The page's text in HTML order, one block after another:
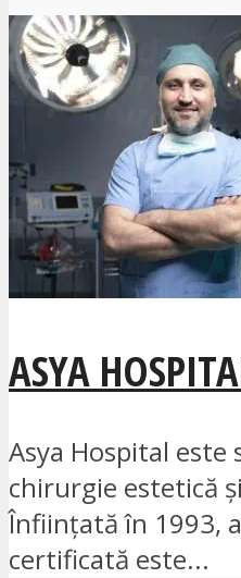
ASYA
Asya Hospital este
chirurgie estetică
Înființată în 1993,
certificată este...